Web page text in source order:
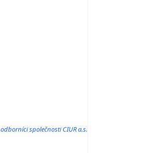
odborníci společnosti CIUR a.s.